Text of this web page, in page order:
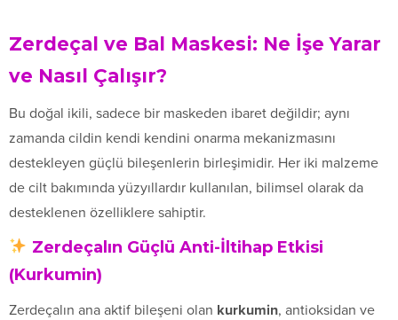
Zerdeçal ve Bal Maskesi: Ne İşe Yarar
ve Nasıl Çalışır?
Bu doğal ikili, sadece bir maskeden ibaret değildir; aynı
zamanda cildin kendi kendini onarma mekanizmasını
destekleyen güçlü bileşenlerin birleşimidir. Her iki malzeme
de cilt bakımında yüzyıllardır kullanılan, bilimsel olarak da
desteklenen özelliklere sahiptir.
Zerdeçalın Güçlü Anti-İltihap Etkisi
(Kurkumin)
Zerdeçalın ana aktif bileşeni olan kurkumin, antioksidan ve